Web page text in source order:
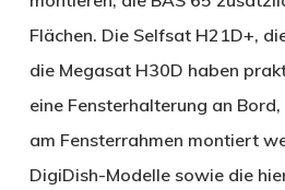
Flächen. Die Selfsat H21D+,
die Megasat H30D haben
eine Fensterhalterung an
am Fensterrahmen montiert
DigiDish-Modelle sowie die